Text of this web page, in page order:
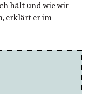
hält und wie wir
erklärt er im